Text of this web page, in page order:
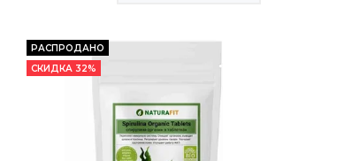
РАСПРОДАНО
СКИДКА 32%